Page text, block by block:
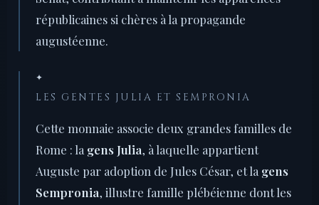
républicaines si chères à la propagande
augustéenne.
✦
LES GENTES JULIA ET SEMPRONIA
Cette monnaie associe deux grandes familles de
Rome : la gens Julia, à laquelle appartient
Auguste par adoption de Jules César, et la gens
Sempronia, illustre famille plébéienne dont les